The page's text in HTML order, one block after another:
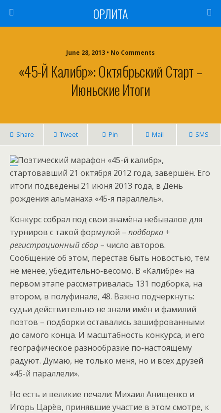
ОРЛИТА
June 28, 2013 • No Comments
«45-Й Калибр»: Октябрьский Старт –
Июньские Итоги
Share Tweet Pin Mail SMS
Поэтический марафон «45-й калибр»,
стартовавший 21 октября 2012 года, завершён. Его
итоги подведены 21 июня 2013 года, в День
рождения альманаха «45-я параллель».
Конкурс собрал под свои знамёна небывалое для
турниров с такой формулой – подборка +
регистрационный сбор – число авторов.
Сообщение об этом, перестав быть новостью, тем
не менее, убедительно-весомо. В «Калибре» на
первом этапе рассматривалась 131 подборка, на
втором, в полуфинале, 48. Важно подчеркнуть:
судьи действительно не знали имён и фамилий
поэтов – подборки оставались зашифрованными
до самого конца. И масштабность конкурса, и его
географическое разнообразие по-настоящему
радуют. Думаю, не только меня, но и всех друзей
«45-й параллели».
Но есть и великие печали: Михаил Анищенко и
Игорь Царёв, принявшие участие в этом смотре, к